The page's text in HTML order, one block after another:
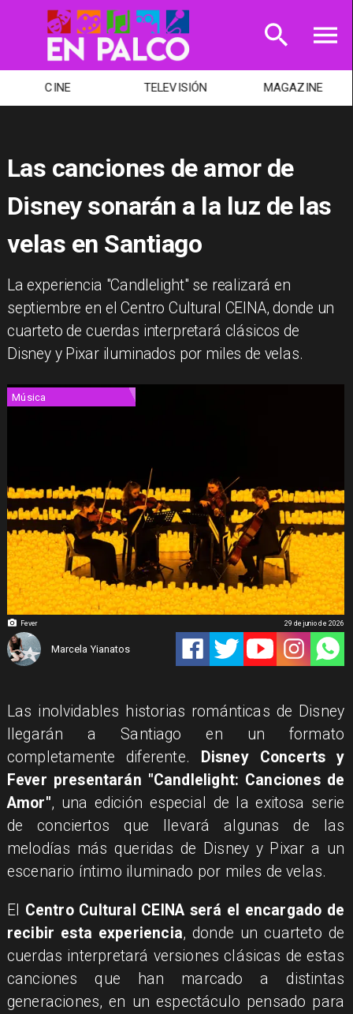
CINE TELEVISIÓN MAGAZINE
Las canciones de amor de
Disney sonarán a la luz de las
velas en Santiago
La experiencia "Candlelight" se realizará en
septiembre en el Centro Cultural CEINA, donde un
cuarteto de cuerdas interpretará clásicos de
Disney y Pixar iluminados por miles de velas.
Fever
Música
Marcela Yianatos
29 de junio de 2026
Las inolvidables historias románticas de Disney
llegarán a Santiago en un formato
completamente diferente.
Disney Concerts y
Fever presentarán "Candlelight: Canciones de
Amor", una edición especial de la exitosa serie
de conciertos que llevará algunas de las
melodías más queridas de Disney y Pixar a un
escenario íntimo iluminado por miles de velas.
El Centro Cultural CEINA será el encargado de
recibir esta experiencia, donde un cuarteto de
cuerdas interpretará versiones clásicas de estas
canciones que han marcado a distintas
generaciones, en un espectáculo pensado para